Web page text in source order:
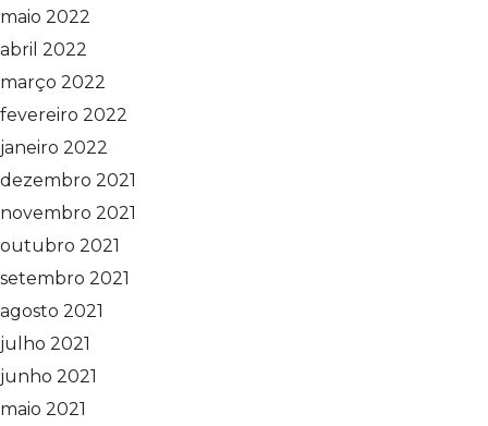
maio 2022
abril 2022
março 2022
fevereiro 2022
janeiro 2022
dezembro 2021
novembro 2021
outubro 2021
setembro 2021
agosto 2021
julho 2021
junho 2021
maio 2021